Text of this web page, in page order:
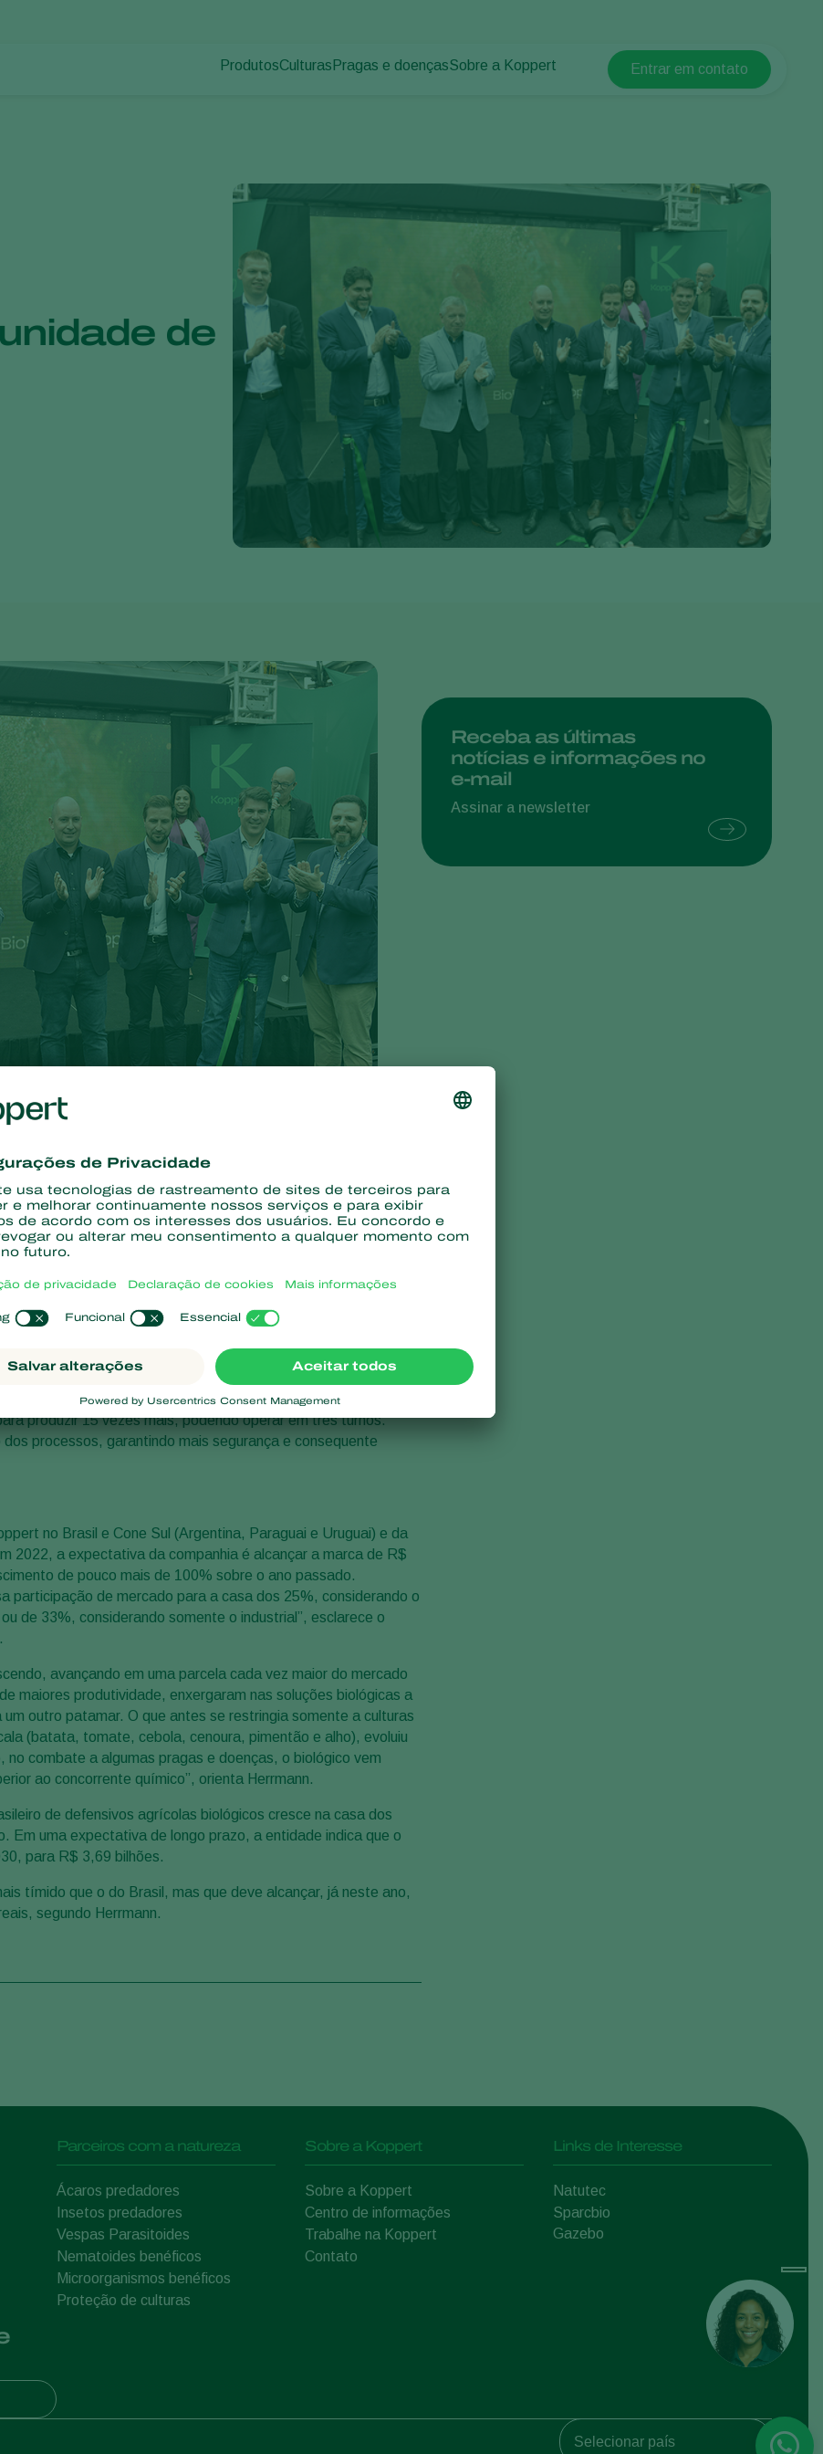
ProdutosCulturas Pragas e doençasSobre a Koppert
Koppert Global
Canada (English)
Ecuador
Finland (Finnish)
Finland (Swedish)
France
Germany
Greece
Hungary
Italy
Kenya
Poland
Portugal
Russia
Spain
Entrar em contato
de
no Brasil e no mundo em controle biológico, amplia sua
para os próximos três anos. O montante está sendo
Brasil, o que teve início com a inauguração da fábrica de
Charqueada (SP).
a empresa projeta um investimento fabril em três
no mercado brasileiro e mundial em insumos biológicos para
em uma área de mais de 8.000 m² e vai produzir toda a linha
fungos e bactérias em formulações líquidas ou sólidas.”,
foi de R$ 70 milhões, com geração de 70 empregos diretos
produzir 15 vezes mais, podendo operar em três turnos.
processos, garantindo mais segurança e consequente
no Brasil e Cone Sul (Argentina, Paraguai e Uruguai) e da
2022, a expectativa da companhia é alcançar a marca de R$
de pouco mais de 100% sobre o ano passado.
participação de mercado para a casa dos 25%, considerando o
de 33%, considerando somente o industrial”, esclarece o
avançando em uma parcela cada vez maior do mercado
maiores produtividade, enxergaram nas soluções biológicas a
outro patamar. O que antes se restringia somente a culturas
(batata, tomate, cebola, cenoura, pimentão e alho), evoluiu
no combate a algumas pragas e doenças, o biológico vem
ao concorrente químico”, orienta Herrmann.
de defensivos agrícolas biológicos cresce na casa dos
Em uma expectativa de longo prazo, a entidade indica que o
para R$ 3,69 bilhões.
tímido que o do Brasil, mas que deve alcançar, já neste ano,
segundo Herrmann.
Receba as últimas
notícias e informações no
e-mail
Assinar a newsletter
Parceiros com a natureza
Ácaros predadores
Insetos predadores
Vespas Parasitoides
Nematoides benéficos
Microorganismos benéficos
Proteção de culturas
Sobre a Koppert
Sobre a Koppert
Centro de informações
Trabalhe na Koppert
Contato
Links de Interesse
Natutec
Sparcbio
Gazebo